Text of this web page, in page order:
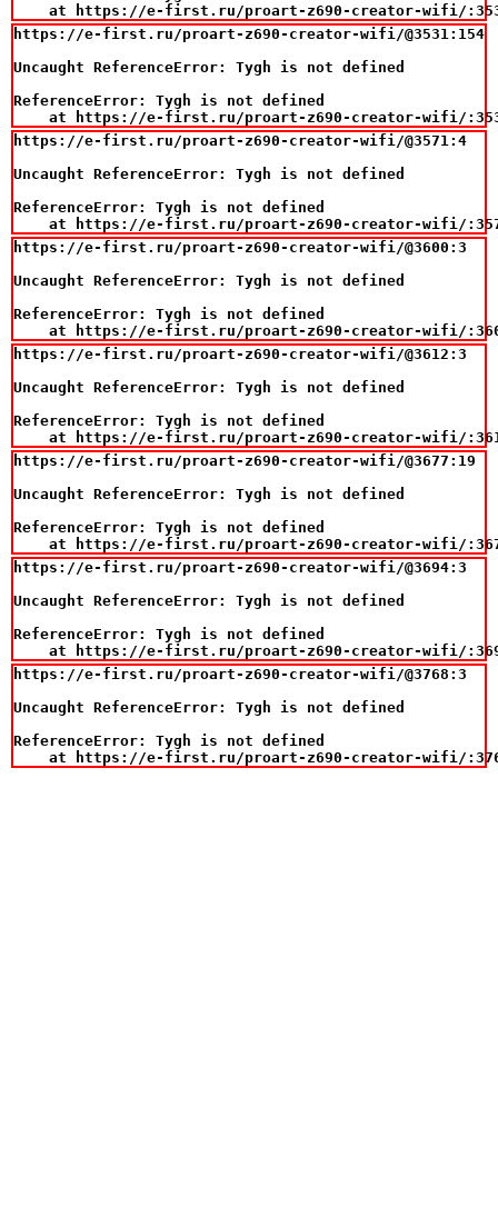
at https://e-first.ru/proart-z690-creator-wifi/
https://e-first.ru/proart-z690-creator-wifi/@3531:154
Uncaught ReferenceError: Tygh is not defined
ReferenceError: Tygh is not defined
at https://e-first.ru/proart-z690-creator-wifi/
https://e-first.ru/proart-z690-creator-wifi/@3571:4
Uncaught ReferenceError: Tygh is not defined
ReferenceError: Tygh is not defined
at https://e-first.ru/proart-z690-creator-wifi/
https://e-first.ru/proart-z690-creator-wifi/@3600:3
Uncaught ReferenceError: Tygh is not defined
ReferenceError: Tygh is not defined
at https://e-first.ru/proart-z690-creator-wifi/
https://e-first.ru/proart-z690-creator-wifi/@3612:3
Uncaught ReferenceError: Tygh is not defined
ReferenceError: Tygh is not defined
at https://e-first.ru/proart-z690-creator-wifi/
https://e-first.ru/proart-z690-creator-wifi/@3677:19
Uncaught ReferenceError: Tygh is not defined
ReferenceError: Tygh is not defined
at https://e-first.ru/proart-z690-creator-wifi/
https://e-first.ru/proart-z690-creator-wifi/@3694:3
Uncaught ReferenceError: Tygh is not defined
ReferenceError: Tygh is not defined
at https://e-first.ru/proart-z690-creator-wifi/
https://e-first.ru/proart-z690-creator-wifi/@3768:3
Uncaught ReferenceError: Tygh is not defined
ReferenceError: Tygh is not defined
at https://e-first.ru/proart-z690-creator-wifi/